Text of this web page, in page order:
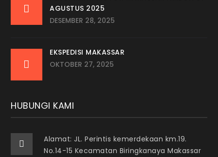
AGUSTUS 2025
DESEMBER 28, 2025
EKSPEDISI MAKASSAR
OKTOBER 27, 2025
HUBUNGI KAMI
Alamat: JL. Perintis kemerdekaan km.19.
No.14-15 Kecamatan Biringkanaya Makassar